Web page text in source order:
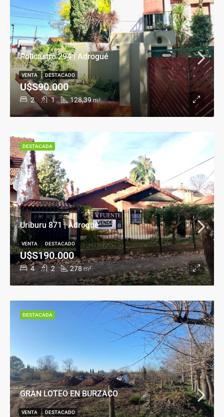
Policastro 294 | Adrogué
2 1 128,39 m²
U$S90.000
VENTA DESTACADO
Uriburu 871 | Adrogué
4 2 278 m²
U$S190.000
VENTA DESTACADO
DESTACADA
GRAN LOTEO EN BURZACO
VENTA DESTACADO
DESTACADA